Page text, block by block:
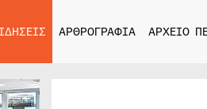
ΑΡΘΡΟΓΡΑΦΙΑ ΑΡΧΕΙΟ